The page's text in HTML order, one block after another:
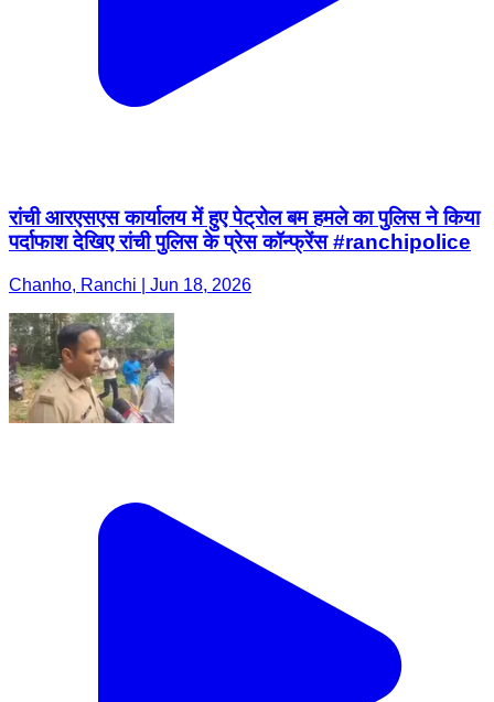
रांची आरएसएस कार्यालय में हुए पेट्रोल बम हमले का पुलिस ने किया
पर्दाफाश देखिए रांची पुलिस के प्रेस कॉन्फ्रेंस #ranchipolice
Chanho, Ranchi | Jun 18, 2026